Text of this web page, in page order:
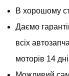
В хорошому
Даємо
всіх
моторів 14